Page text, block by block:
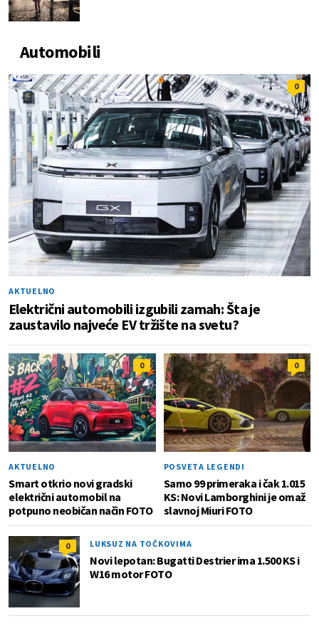
Automobili
0
AKTUELNO
Električni automobili izgubili zamah: Šta je
zaustavilo najveće EV tržište na svetu?
0
AKTUELNO
Smart otkrio novi gradski
električni automobil na
potpuno neobičan način FOTO
0
POSVETA LEGENDI
Samo 99 primeraka i čak 1.015
KS: Novi Lamborghini je omaž
slavnoj Miuri FOTO
0 LUKSUZ NA TOČKOVIMA
Novi lepotan: Bugatti Destrier ima 1.500 KS i
W16 motor FOTO